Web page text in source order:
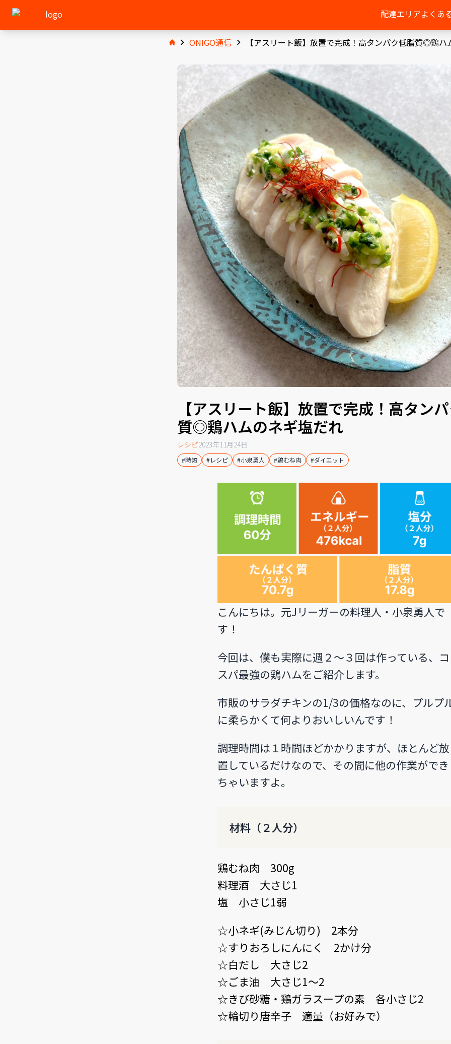
配達エリアよくあ
ONIGO通信 【アスリート飯】放置で完成！高タンパク低脂質◎鶏ハ
【アスリート飯】放置で完成！高タン
質◎鶏ハムのネギ塩だれ
レシピ2023年11月24日
#時短 #レシピ #小泉勇人 #鶏むね肉 #ダイエット
こんにちは。元Jリーガーの料理人・小泉勇人で
す！
今回は、僕も実際に週２〜３回は作っている、コ
スパ最強の鶏ハムをご紹介します。
市販のサラダチキンの1/3の価格なのに、プルプ
に柔らかくて何よりおいしいんです！
調理時間は１時間ほどかかりますが、ほとんど放
置しているだけなので、その間に他の作業ができ
ちゃいますよ。
材料（２人分）
鶏むね肉 300g
料理酒 大さじ1
塩 小さじ1弱
☆小ネギ(みじん切り) 2本分
☆すりおろしにんにく 2かけ分
☆白だし 大さじ2
☆ごま油 大さじ1～2
☆きび砂糖・鶏ガラスープの素 各小さじ2
☆輪切り唐辛子 適量（お好みで）